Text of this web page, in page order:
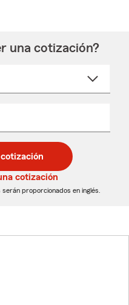
una cotización?
cotización
proporcionados en inglés.